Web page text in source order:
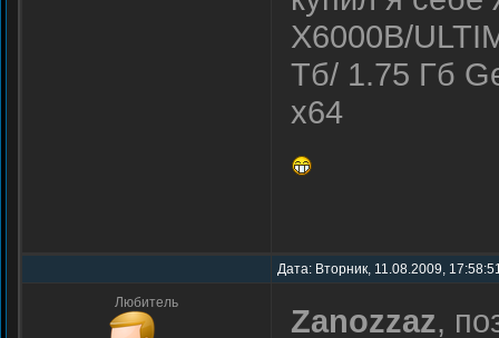
X6000B/
Тб/ 1.75 Гб
x64
Дата: Вторник, 11.08.2009,
Любитель Zanozzaz,